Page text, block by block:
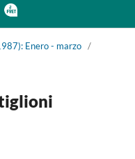
Enero - marzo /